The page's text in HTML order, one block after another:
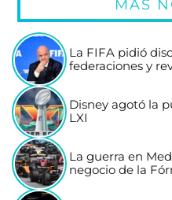
MÁS
La FIFA pidió
federaciones y
Disney agotó la
LXI
La guerra en
negocio de la